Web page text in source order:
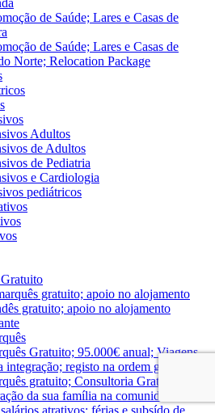
de Saúde; Lares e Casas de
de Saúde; Lares e Casas de
Norte; Relocation Package
Adultos
de Adultos
de Pediatria
e Cardiologia
pediátricos
gratuito; apoio no alojamento
gratuito; apoio no alojamento
Gratuito; 95.000€ anual; Viagens
integração; registo na ordem gratuito
gratuito; Consultoria Gratuita;
da sua família na comunidade
atrativos; férias e subsído de